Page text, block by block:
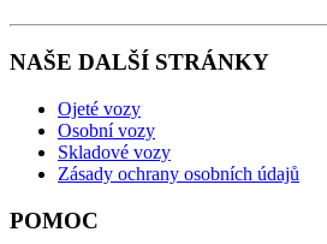
NAŠE DALŠÍ STRÁNKY
Ojeté vozy
Osobní vozy
Skladové vozy
Zásady ochrany osobních údajů
POMOC